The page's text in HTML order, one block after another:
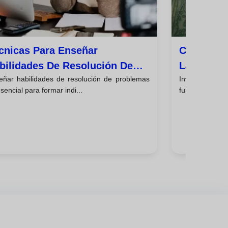
Para Enseñar
De Resolución De
habilidades de resolución de problemas
para formar indi...
Cómo
La Toma
Involucrar a
fundamental